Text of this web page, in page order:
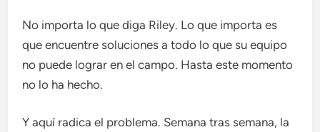
No importa lo que diga Riley. Lo que importa es
que encuentre soluciones a todo lo que su equipo
no puede lograr en el campo. Hasta este momento
no lo ha hecho.
Y aquí radica el problema. Semana tras semana, la